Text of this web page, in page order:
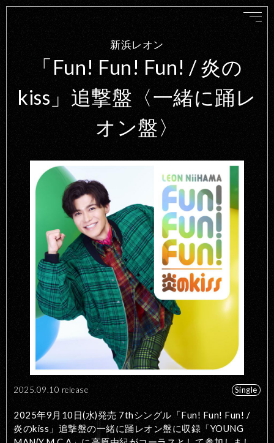
新浜レオン
「Fun! Fun! Fun! / 炎の
kiss」追撃盤〈一緒に踊レ
オン盤〉
2025.09.10 release Single
2025年9月10日(水)発売 7thシングル「Fun! Fun! Fun! /
炎のkiss」追撃盤の一緒に踊レオン盤に収録「YOUNG